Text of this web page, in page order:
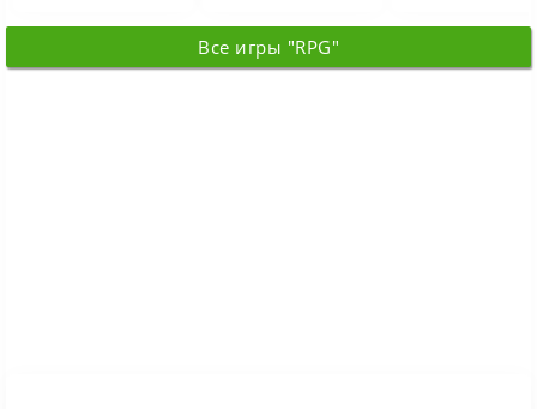
некромантом,
переосмысляющая
насыщенным
Все игры "RPG"